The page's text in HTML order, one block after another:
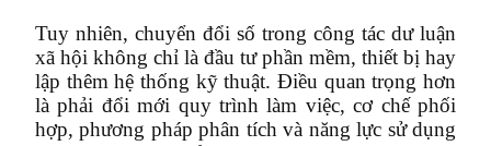
Tuy nhiên, chuyển đổi số trong công tác dư luận
xã hội không chỉ là đầu tư phần mềm, thiết bị hay
lập thêm hệ thống kỹ thuật. Điều quan trọng hơn
là phải đổi mới quy trình làm việc, cơ chế phối
hợp, phương pháp phân tích và năng lực sử dụng